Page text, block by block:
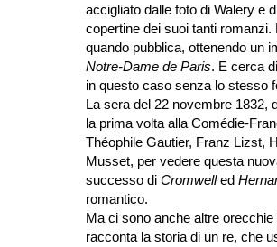
accigliato dalle foto di Walery e
copertine dei suoi tanti romanzi.
quando pubblica, ottenendo un
Notre-Dame de Paris. E cerca
in questo caso senza lo stesso
La sera del 22 novembre 1832,
la prima volta alla Comédie-
Théophile Gautier, Franz Lizst,
Musset, per vedere questa
successo di Cromwelled
romantico.
Ma ci sono anche altre
racconta la storia di un re, che